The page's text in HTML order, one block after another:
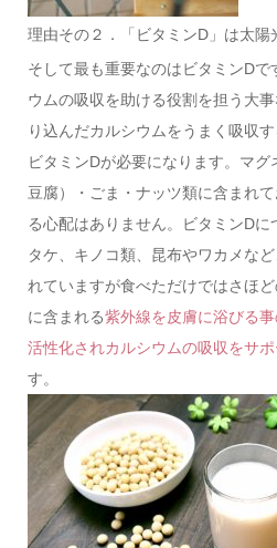
理由その２．「ビタミンD」は太陽
そして最も重要なのはビタミンD
ウムの吸収を助ける役割を担う大
り込んだカルシウムをうまく吸収
ビタミンDが必要になります。マ
豆腐）・ごま・ナッツ類に含まれ
る心配はありません。ビタミンD
タケ、キノコ類、昆布やワカメな
れていますが食べただけではさほ
に含まれる紫外線を皮膚に浴びる
活性化されカルシウムの吸収をサポ
す。